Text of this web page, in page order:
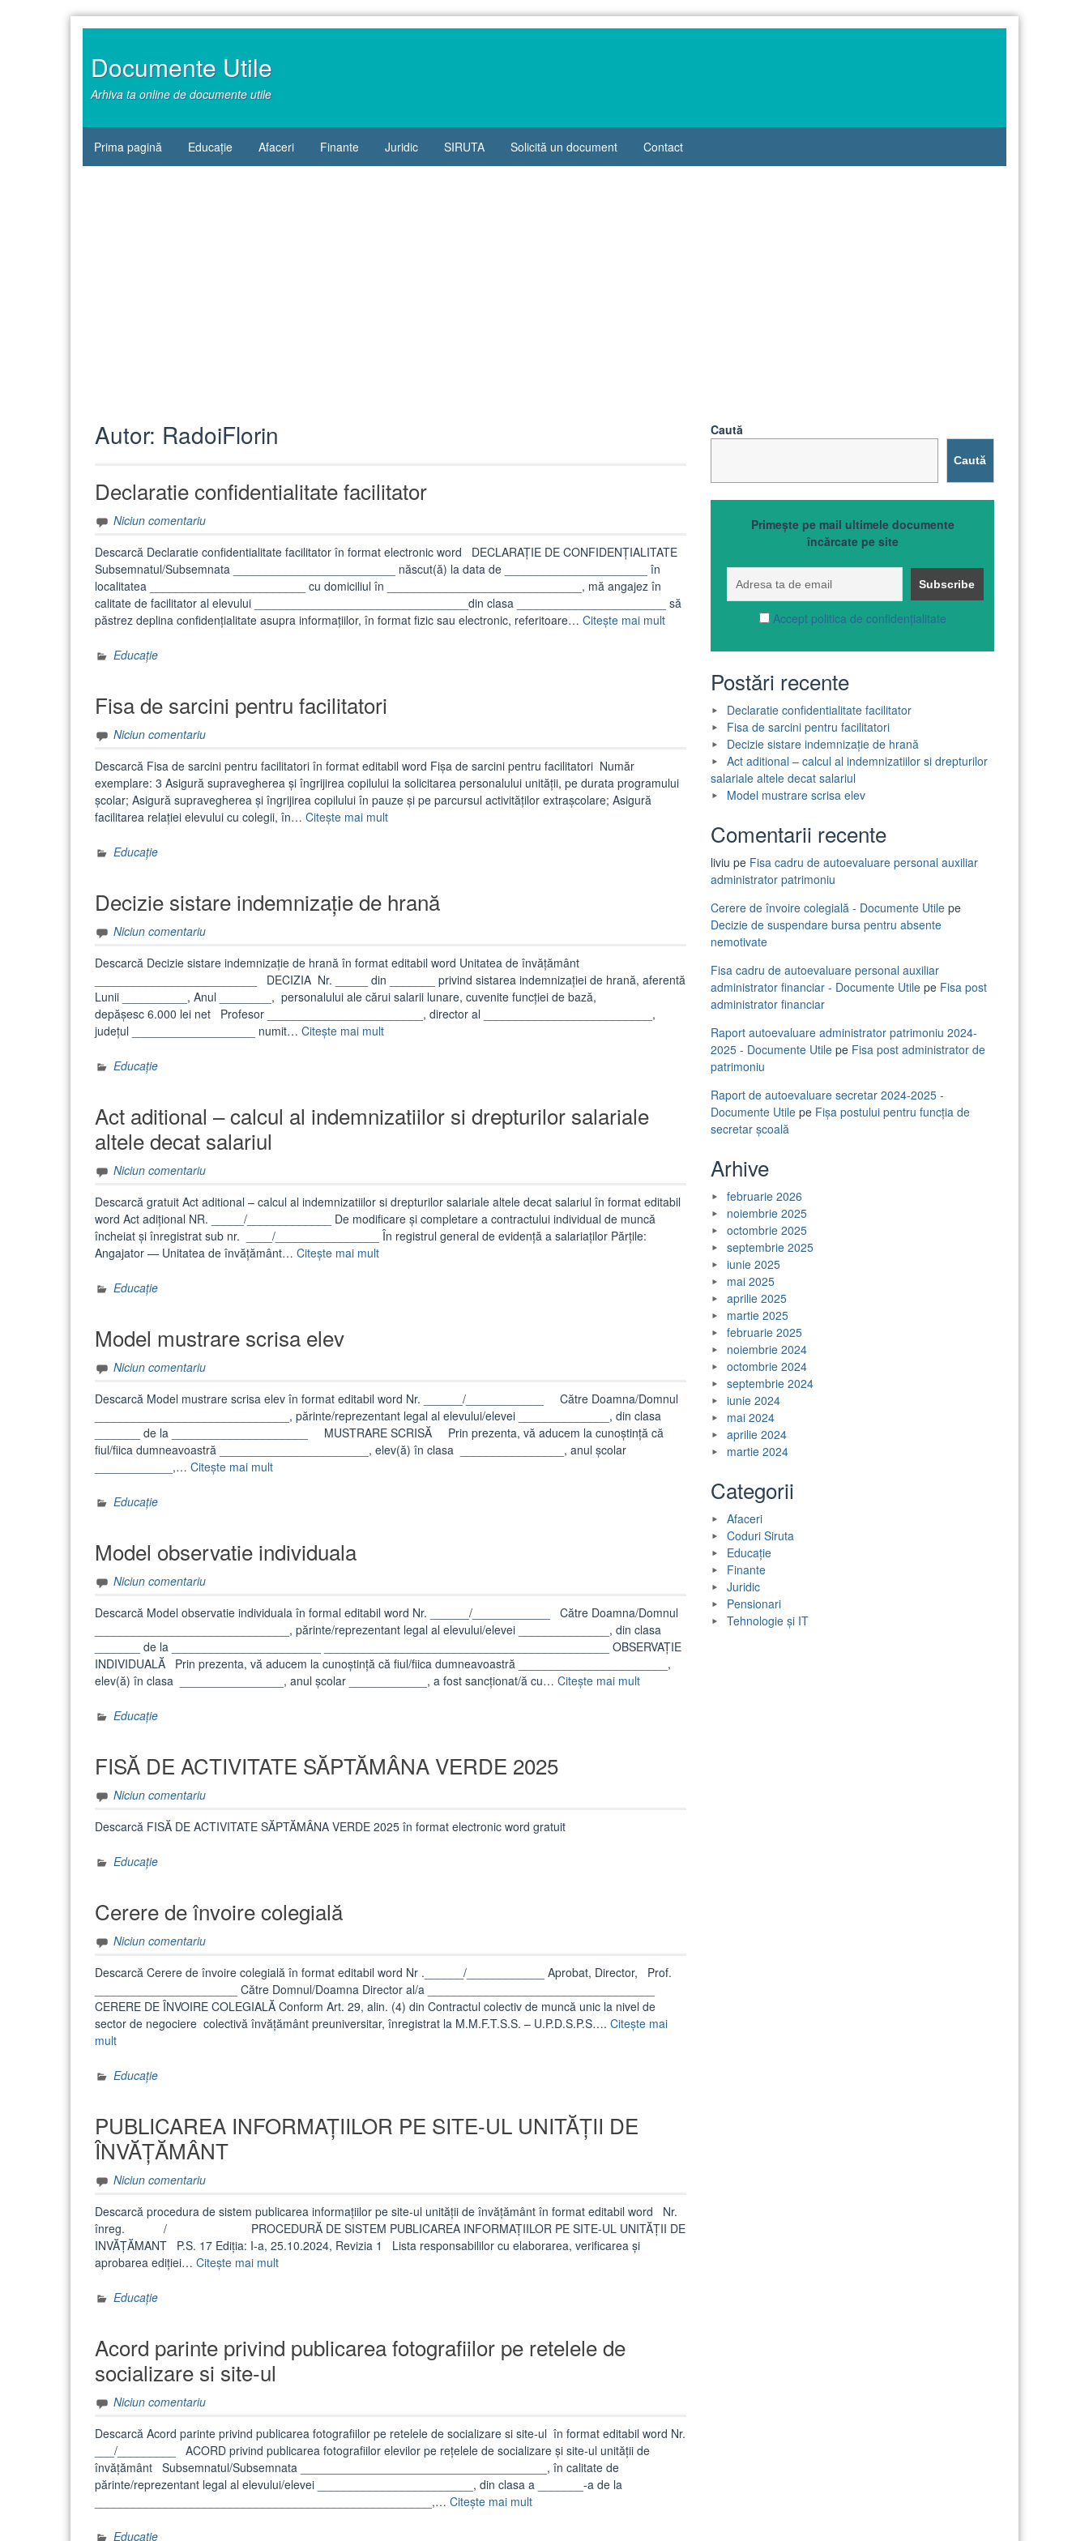
Documente Utile
Arhiva ta online de documente utile
Prima pagină Educație Afaceri Finante Juridic SIRUTA Solicită un document Contact
Autor: RadoiFlorin
Declaratie confidentialitate facilitator
Niciun comentariu
Descarcă Declaratie confidentialitate facilitator în format electronic word DECLARAȚIE DE CONFIDENȚIALITATE
Subsemnatul/Subsemnata _________________________ născut(ă) la data de ______________________ în
localitatea ________________________ cu domiciliul în ______________________________, mă angajez în
calitate de facilitator al elevului _________________________________din clasa _______________________ să
păstrez deplina confidențialitate asupra informațiilor, în format fizic sau electronic, referitoare… Citește mai mult„Declaratie
facilitator”
Educație
Fisa de sarcini pentru facilitatori
Niciun comentariu
Descarcă Fisa de sarcini pentru facilitatori în format editabil word Fișa de sarcini pentru facilitatori Număr
exemplare: 3 Asigură supravegherea și îngrijirea copilului la solicitarea personalului unității, pe durata programului
școlar; Asigură supravegherea și îngrijirea copilului în pauze și pe parcursul activităților extrașcolare; Asigură
facilitarea relației elevului cu colegii, în… Citește mai mult„Fisa
Educație
Decizie sistare indemnizație de hrană
Niciun comentariu
Descarcă Decizie sistare indemnizație de hrană în format editabil word Unitatea de învățământ
_________________________ DECIZIA Nr. _____ din _______ privind sistarea indemnizației de hrană, aferentă
Lunii __________, Anul ________, personalului ale cărui salarii lunare, cuvenite funcţiei de bază,
depășesc 6.000 lei net Profesor ________________________, director al __________________________,
judeţul ___________________ numit… Citește mai mult„Decizie
Educație
Act aditional – calcul al indemnizatiilor si drepturilor salariale
altele decat salariul
Niciun comentariu
Descarcă gratuit Act aditional – calcul al indemnizatiilor si drepturilor salariale altele decat salariul în format editabil
word Act adițional NR. _____/_____________ De modificare și completare a contractului individual de muncă
încheiat și înregistrat sub nr. ____/________________ În registrul general de evidență a salariaților Părțile:
Angajator — Unitatea de învățământ… Citește mai mult„Act
altele
decat
salariul”
Educație
Model mustrare scrisa elev
Niciun comentariu
Descarcă Model mustrare scrisa elev în format editabil word Nr. ______/____________ Către Doamna/Domnul
______________________________, părinte/reprezentant legal al elevului/elevei ______________, din clasa
_______ de la _____________________ MUSTRARE SCRISĂ Prin prezenta, vă aducem la cunoştinţă că
fiul/fiica dumneavoastră _______________________, elev(ă) în clasa ________________, anul școlar
____________,… Citește mai mult„Model
Educație
Model observatie individuala
Niciun comentariu
Descarcă Model observatie individuala în formal editabil word Nr. ______/____________ Către Doamna/Domnul
______________________________, părinte/reprezentant legal al elevului/elevei ______________, din clasa
_______ de la _______________________ ____________________________________________ OBSERVAŢIE
INDIVIDUALĂ Prin prezenta, vă aducem la cunoştinţă că fiul/fiica dumneavoastră _______________________,
elev(ă) în clasa ________________, anul școlar ____________, a fost sancționat/ă cu… Citește mai mult„Model
Educație
FISĂ DE ACTIVITATE SĂPTĂMÂNA VERDE 2025
Niciun comentariu
Descarcă FISĂ DE ACTIVITATE SĂPTĂMÂNA VERDE 2025 în format electronic word gratuit
Educație
Cerere de învoire colegială
Niciun comentariu
Descarcă Cerere de învoire colegială în format editabil word Nr .______/____________ Aprobat, Director, Prof.
______________________ Către Domnul/Doamna Director al/a ___________________________________
CERERE DE ÎNVOIRE COLEGIALĂ Conform Art. 29, alin. (4) din Contractul colectiv de muncă unic la nivel de
sector de negociere colectivă învăţământ preuniversitar, înregistrat la M.M.F.T.S.S. – U.P.D.S.P.S…. Citește mai
mult„Cerere
învoire
Educație
PUBLICAREA INFORMAȚIILOR PE SITE-UL UNITĂȚII DE
ÎNVĂȚĂMÂNT
Niciun comentariu
Descarcă procedura de sistem publicarea informațiilor pe site-ul unității de învățământ în format editabil word Nr.
înreg. / PROCEDURĂ DE SISTEM PUBLICAREA INFORMAȚIILOR PE SITE-UL UNITĂȚII DE
INVĂȚĂMANT P.S. 17 Ediția: I-a, 25.10.2024, Revizia 1 Lista responsabililor cu elaborarea, verificarea și
aprobarea ediției… Citește mai mult„PUBLICAREA
UNITĂȚII
DE
Educație
Acord parinte privind publicarea fotografiilor pe retelele de
socializare si site-ul
Niciun comentariu
Descarcă Acord parinte privind publicarea fotografiilor pe retelele de socializare si site-ul în format editabil word Nr.
___/_________ ACORD privind publicarea fotografiilor elevilor pe rețelele de socializare și site-ul unității de
învățământ Subsemnatul/Subsemnata ______________________________________, în calitate de
părinte/reprezentant legal al elevului/elevei ________________________, din clasa a _______-a de la
____________________________________________________,… Citește mai mult„Acord
Educație
Caută
Caută
Primește pe mail ultimele documente
încărcate pe site
Accept politica de confidențialitate
Postări recente
Declaratie confidentialitate facilitator
Fisa de sarcini pentru facilitatori
Decizie sistare indemnizație de hrană
Act aditional – calcul al indemnizatiilor si drepturilor
salariale altele decat salariul
Model mustrare scrisa elev
Comentarii recente
liviu pe Fisa cadru de autoevaluare personal auxiliar
administrator patrimoniu
Cerere de învoire colegială - Documente Utile pe
Decizie de suspendare bursa pentru absente
nemotivate
Fisa cadru de autoevaluare personal auxiliar
administrator financiar - Documente Utile pe Fisa post
administrator financiar
Raport autoevaluare administrator patrimoniu 2024-
2025 - Documente Utile pe Fisa post administrator de
patrimoniu
Raport de autoevaluare secretar 2024-2025 -
Documente Utile pe Fișa postului pentru funcția de
secretar școală
Arhive
februarie 2026
noiembrie 2025
octombrie 2025
septembrie 2025
iunie 2025
mai 2025
aprilie 2025
martie 2025
februarie 2025
noiembrie 2024
octombrie 2024
septembrie 2024
iunie 2024
mai 2024
aprilie 2024
martie 2024
Categorii
Afaceri
Coduri Siruta
Educație
Finante
Juridic
Pensionari
Tehnologie și IT